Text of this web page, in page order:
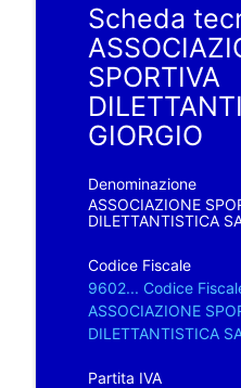
Scheda
SPORTIVA
GIORGIO
Denominazione
ASSOCIAZIONE
DILETTANTISTICA
Codice Fiscale
9602... Codice
ASSOCIAZIONE
DILETTANTISTICA
Partita IVA